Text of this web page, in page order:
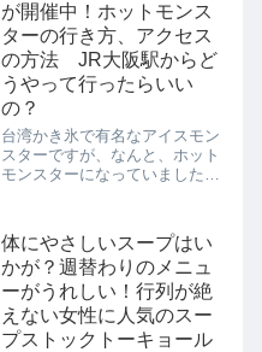
が開催中！ホットモンス
ターの行き方、アクセス
の方法 JR大阪駅からど
うやって行ったらいい
の？
台湾かき氷で有名なアイスモン
スターですが、なんと、ホット
モンスターになっていました！
ココアブランドのバンホーテン
とコラボカフェ、ホットモンス
ターに華麗なる変身で...
体にやさしいスープはい
かが？週替わりのメニュ
ーがうれしい！行列が絶
えない女性に人気のスー
プストックトーキョール